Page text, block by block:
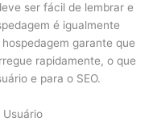
ser fácil de lembrar e
é igualmente
garante que
rapidamente, o que
e para o SEO.
Usuário